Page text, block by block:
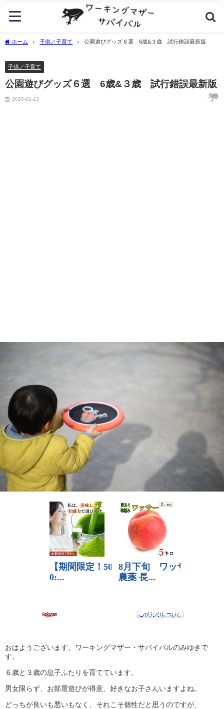
ホーム 子供／子育て 公園遊びグッズ６選 6歳&３歳 試行錯誤最新版
子供／子育て
公園遊びグッズ６選 6歳&３歳 試行錯誤最新版
2020-01-13
おはようございます。ワーキングマザー・サバイバルのみゆきで
す。
６歳と３歳の息子ふたりを育てています。
男女限らず、お部屋遊びが得意、好きなお子さんいますよね。
どっちが良いも悪いもなく、それこそ個性だと思うのですが、